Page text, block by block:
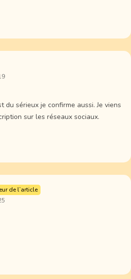
du sérieux je confirme aussi. Je viens
sur les réseaux sociaux.
de l’article